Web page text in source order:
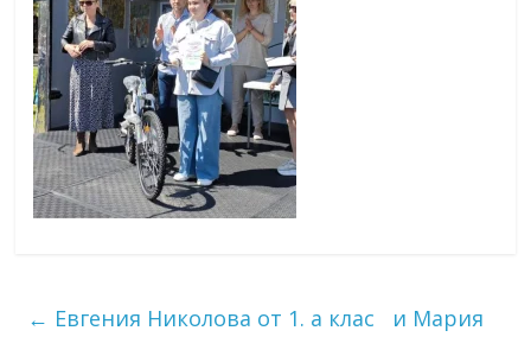
← Евгения Николова от 1. а клас и Мария